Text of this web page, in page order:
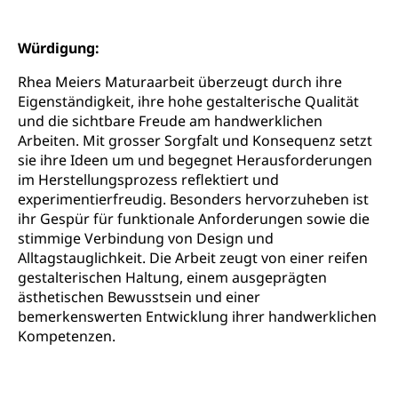
Würdigung:
Rhea Meiers Maturaarbeit überzeugt durch ihre
Eigenständigkeit, ihre hohe gestalterische Qualität
und die sichtbare Freude am handwerklichen
Arbeiten. Mit grosser Sorgfalt und Konsequenz setzt
sie ihre Ideen um und begegnet Herausforderungen
im Herstellungsprozess reflektiert und
experimentierfreudig. Besonders hervorzuheben ist
ihr Gespür für funktionale Anforderungen sowie die
stimmige Verbindung von Design und
Alltagstauglichkeit. Die Arbeit zeugt von einer reifen
gestalterischen Haltung, einem ausgeprägten
ästhetischen Bewusstsein und einer
bemerkenswerten Entwicklung ihrer handwerklichen
Kompetenzen.
Musik, Entwicklung, Programmbeiträge,
Filmförderung, Regionale Förderfonds,
Werkankäufe, Kunstankäufe, Kunst und Bau, Schule
und Kultur, Kulturgesuche, Kulturvermittlung
Kulturförderung und Vermittlung
Angebote für Schulklassen
Zentralschweizer Filmförderung
Mobilität
Schiene und öffentlicher Verkehr
Schienenverkehr, Zugverkehr, Bahnverkehr,
Transportmittel, öffentlicher Verkehr
Verkehrsverbund Luzern VVL
Öffentlicher Verkehr Luzern Mobil
Schifffahrt
Schiffsverkehr, Binnenschifffahrt, Seeschifffahrt,
Flussschifffahrt